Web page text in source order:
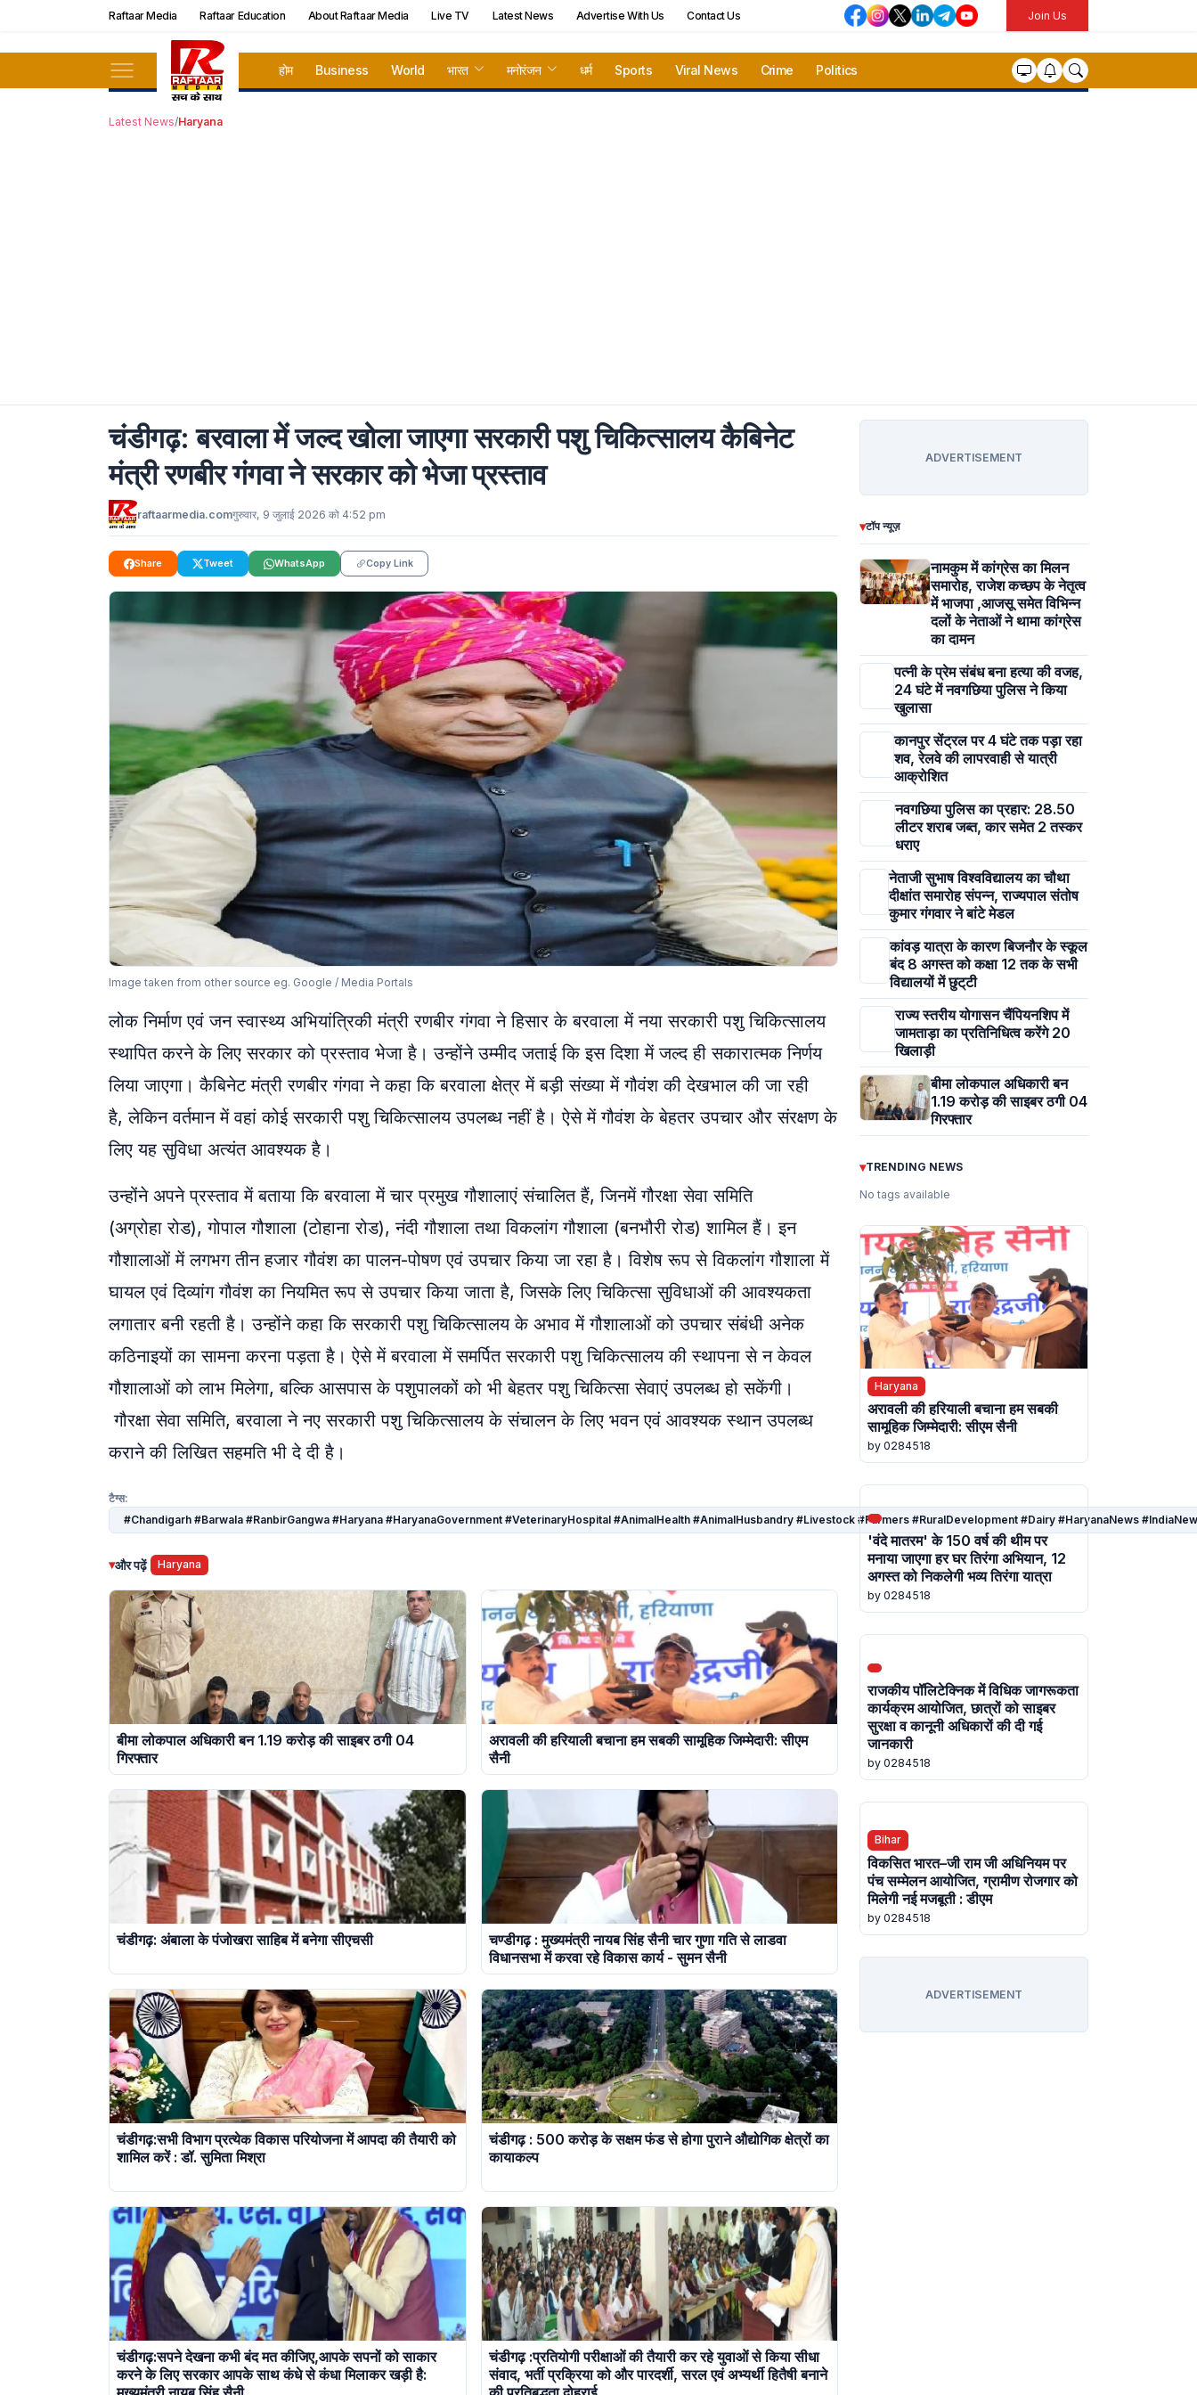
Join Us
Raftaar Media Raftaar Education About Raftaar Media Live TV Latest News Advertise With Us Contact Us
होम Business World भारत मनोरंजन धर्म Sports Viral News Crime Politics
Latest News/Haryana
चंडीगढ़: बरवाला में जल्द खोला जाएगा सरकारी पशु चिकित्सालय कैबिनेट
मंत्री रणबीर गंगवा ने सरकार को भेजा प्रस्ताव
raftaarmedia.comगुरुवार, 9 जुलाई 2026 को 4:52 pm
Share Tweet WhatsApp Copy Link
Image taken from other source eg. Google / Media Portals
लोक निर्माण एवं जन स्वास्थ्य अभियांत्रिकी मंत्री रणबीर गंगवा ने हिसार के बरवाला में नया सरकारी पशु चिकित्सालय
स्थापित करने के लिए सरकार को प्रस्ताव भेजा है। उन्होंने उम्मीद जताई कि इस दिशा में जल्द ही सकारात्मक निर्णय
लिया जाएगा। कैबिनेट मंत्री रणबीर गंगवा ने कहा कि बरवाला क्षेत्र में बड़ी संख्या में गौवंश की देखभाल की जा रही
है, लेकिन वर्तमान में वहां कोई सरकारी पशु चिकित्सालय उपलब्ध नहीं है। ऐसे में गौवंश के बेहतर उपचार और संरक्षण के
लिए यह सुविधा अत्यंत आवश्यक है।
उन्होंने अपने प्रस्ताव में बताया कि बरवाला में चार प्रमुख गौशालाएं संचालित हैं, जिनमें गौरक्षा सेवा समिति
(अग्रोहा रोड), गोपाल गौशाला (टोहाना रोड), नंदी गौशाला तथा विकलांग गौशाला (बनभौरी रोड) शामिल हैं। इन
गौशालाओं में लगभग तीन हजार गौवंश का पालन-पोषण एवं उपचार किया जा रहा है। विशेष रूप से विकलांग गौशाला में
घायल एवं दिव्यांग गौवंश का नियमित रूप से उपचार किया जाता है, जिसके लिए चिकित्सा सुविधाओं की आवश्यकता
लगातार बनी रहती है। उन्होंने कहा कि सरकारी पशु चिकित्सालय के अभाव में गौशालाओं को उपचार संबंधी अनेक
कठिनाइयों का सामना करना पड़ता है। ऐसे में बरवाला में समर्पित सरकारी पशु चिकित्सालय की स्थापना से न केवल
गौशालाओं को लाभ मिलेगा, बल्कि आसपास के पशुपालकों को भी बेहतर पशु चिकित्सा सेवाएं उपलब्ध हो सकेंगी।
गौरक्षा सेवा समिति, बरवाला ने नए सरकारी पशु चिकित्सालय के संचालन के लिए भवन एवं आवश्यक स्थान उपलब्ध
कराने की लिखित सहमति भी दे दी है।
टैग्स:
#Chandigarh #Barwala #RanbirGangwa #Haryana #HaryanaGovernment #VeterinaryHospital #AnimalHealth #AnimalHusbandry #Livestock #Farmers #RuralDevelopment #Dairy #HaryanaNews
▾और पढ़ें Haryana
बीमा लोकपाल अधिकारी बन 1.19 करोड़ की साइबर ठगी 04
गिरफ्तार
अरावली की हरियाली बचाना हम सबकी सामूहिक जिम्मेदारी: सीएम
सैनी
चंडीगढ़: अंबाला के पंजोखरा साहिब में बनेगा सीएचसी
चण्डीगढ़ : मुख्यमंत्री नायब सिंह सैनी चार गुणा गति से लाडवा
विधानसभा में करवा रहे विकास कार्य - सुमन सैनी
चंडीगढ़:सभी विभाग प्रत्येक विकास परियोजना में आपदा की तैयारी को
शामिल करें : डॉ. सुमिता मिश्रा
चंडीगढ़ : 500 करोड़ के सक्षम फंड से होगा पुराने औद्योगिक क्षेत्रों का
कायाकल्प
चंडीगढ़:सपने देखना कभी बंद मत कीजिए,आपके सपनों को साकार
करने के लिए सरकार आपके साथ कंधे से कंधा मिलाकर खड़ी है:
चंडीगढ़ :प्रतियोगी परीक्षाओं की तैयारी कर रहे युवाओं से किया सीधा
संवाद, भर्ती प्रक्रिया को और पारदर्शी, सरल एवं अभ्यर्थी हितैषी बनाने
ADVERTISEMENT
▾टॉप न्यूज़
नामकुम में कांग्रेस का मिलन
समारोह, राजेश कच्छप के नेतृत्व
में भाजपा ,आजसू समेत विभिन्न
दलों के नेताओं ने थामा कांग्रेस
का दामन
पत्नी के प्रेम संबंध बना हत्या की वजह,
24 घंटे में नवगछिया पुलिस ने किया
खुलासा
कानपुर सेंट्रल पर 4 घंटे तक पड़ा रहा
शव, रेलवे की लापरवाही से यात्री
आक्रोशित
नवगछिया पुलिस का प्रहार: 28.50
लीटर शराब जब्त, कार समेत 2 तस्कर
धराए
नेताजी सुभाष विश्वविद्यालय का चौथा
दीक्षांत समारोह संपन्न, राज्यपाल संतोष
कुमार गंगवार ने बांटे मेडल
कांवड़ यात्रा के कारण बिजनौर के स्कूल
बंद 8 अगस्त को कक्षा 12 तक के सभी
विद्यालयों में छुट्‌टी
राज्य स्तरीय योगासन चैंपियनशिप में
जामताड़ा का प्रतिनिधित्व करेंगे 20
खिलाड़ी
बीमा लोकपाल अधिकारी बन
1.19 करोड़ की साइबर ठगी 04
गिरफ्तार
▾TRENDING NEWS
No tags available
Haryana
अरावली की हरियाली बचाना हम सबकी
सामूहिक जिम्मेदारी: सीएम सैनी
by 0284518
'वंदे मातरम' के 150 वर्ष की थीम पर
मनाया जाएगा हर घर तिरंगा अभियान, 12
अगस्त को निकलेगी भव्य तिरंगा यात्रा
by 0284518
राजकीय पॉलिटेक्निक में विधिक जागरूकता
कार्यक्रम आयोजित, छात्रों को साइबर
सुरक्षा व कानूनी अधिकारों की दी गई
जानकारी
by 0284518
Bihar
विकसित भारत–जी राम जी अधिनियम पर
पंच सम्मेलन आयोजित, ग्रामीण रोजगार को
मिलेगी नई मजबूती : डीएम
by 0284518
ADVERTISEMENT